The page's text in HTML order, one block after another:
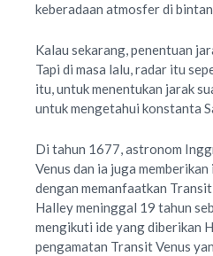
keberadaan atmosfer di
Kalau sekarang, penentuan
Tapi di masa lalu, radar itu
itu, untuk menentukan jarak
untuk mengetahui konstanta
Di tahun 1677, astronom
Venus dan ia juga
dengan memanfaatkan
Halley meninggal 19 tahun
mengikuti ide yang diberikan
pengamatan Transit Venus